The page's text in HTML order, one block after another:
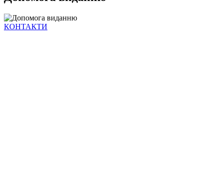
КОНТАКТИ